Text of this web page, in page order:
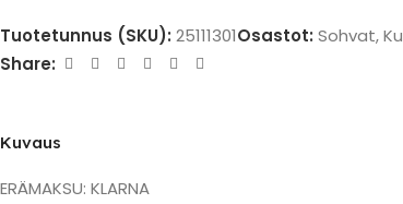
Tuotetunnus (SKU): 25111301Osastot: Sohvat,
Share:
Kuvaus
ERÄMAKSU: KLARNA